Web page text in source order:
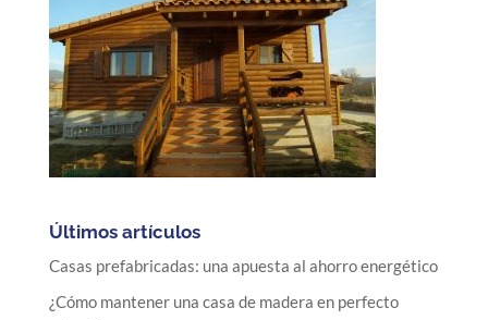
Últimos artículos
Casas prefabricadas: una apuesta al ahorro energético
¿Cómo mantener una casa de madera en perfecto